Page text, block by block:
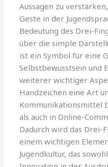
Aussagen zu
Geste in der
Bedeutung des Drei-
über die simple
ist ein Symbol für eine
Selbstbewusstsein und
weiterer wichtiger
Handzeichen eine Art
Kommunikationsmittel
als auch in Online-
Dadurch wird das Drei-
einem wichtigen
Jugendkultur, das